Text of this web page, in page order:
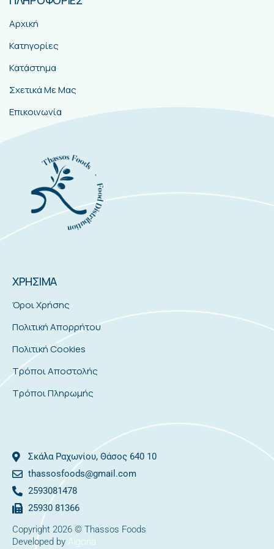
Αρχική
Κατηγορίες
Κατάστημα
Σχετικά Με Μας
Επικοινωνία
ΧΡΗΣΙΜΑ
Όροι Χρήσης
Πολιτική Απορρήτου
Πολιτική Cookies
Τρόποι Αποστολής
Τρόποι Πληρωμής
Σκάλα Ραχωνίου, Θάσος 640 10
thassosfoods@gmail.com
2593081478
25930 81366
Copyright 2026 © Thassos Foods
Developed by Algoria